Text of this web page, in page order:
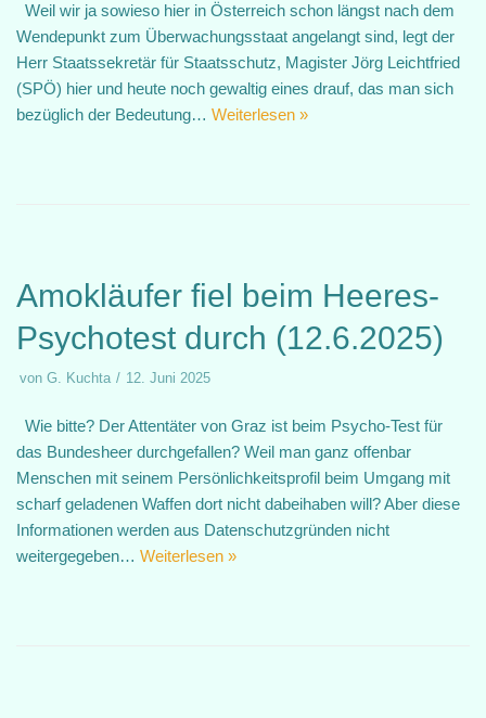
Weil wir ja sowieso hier in Österreich schon längst nach dem
Wendepunkt zum Überwachungsstaat angelangt sind, legt der
Herr Staatssekretär für Staatsschutz, Magister Jörg Leichtfried
(SPÖ) hier und heute noch gewaltig eines drauf, das man sich
bezüglich der Bedeutung… Weiterlesen »
Amokläufer fiel beim Heeres-
Psychotest durch (12.6.2025)
von G. Kuchta 12. Juni 2025
Wie bitte? Der Attentäter von Graz ist beim Psycho-Test für
das Bundesheer durchgefallen? Weil man ganz offenbar
Menschen mit seinem Persönlichkeitsprofil beim Umgang mit
scharf geladenen Waffen dort nicht dabeihaben will? Aber diese
Informationen werden aus Datenschutzgründen nicht
weitergegeben… Weiterlesen »